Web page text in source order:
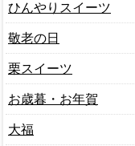
ひんやりスイーツ
敬老の日
栗スイーツ
お歳暮・お年賀
大福